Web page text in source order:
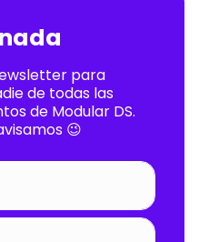
para
de todas las
de Modular DS.
😉